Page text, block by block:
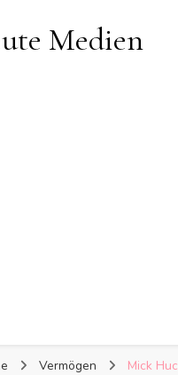
Medien
Vermögen Mick